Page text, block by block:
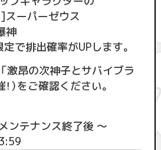
ーパーゼウス
神
で排出確率がUPします。
激昂の次神子とサバイブラ
）をご確認ください。
テナンス終了後 ～